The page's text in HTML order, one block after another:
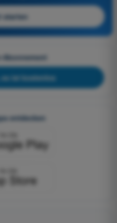
starten
Abonnement
ist kostenlos
entdecken